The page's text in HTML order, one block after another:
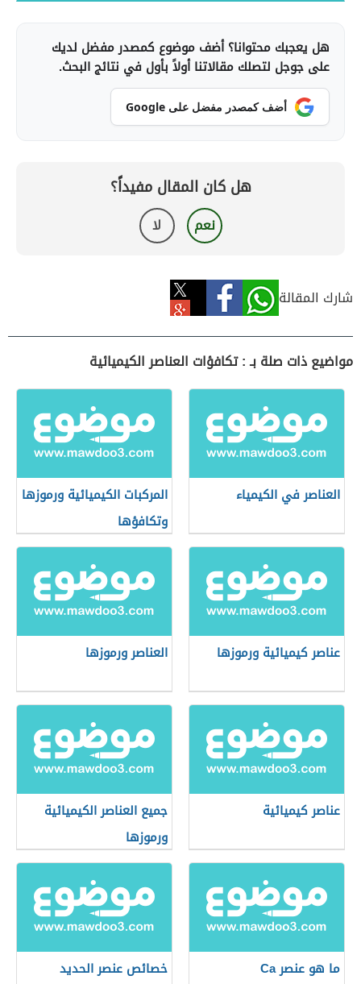
هل يعجبك محتوانا؟ أضف موضوع كمصدر مفضل لديك
على جوجل لتصلك مقالاتنا أولاً بأول في نتائج البحث.
أضف كمصدر مفضل على Google
هل كان المقال مفيداً؟
نعم لا
شارك المقالة
مواضيع ذات صلة بـ : تكافؤات العناصر الكيميائية
العناصر في الكيمياء
المركبات الكيميائية ورموزها
وتكافؤها
عناصر كيميائية ورموزها العناصر ورموزها
عناصر كيميائية
جميع العناصر الكيميائية
ورموزها
ما هو عنصر Ca خصائص عنصر الحديد